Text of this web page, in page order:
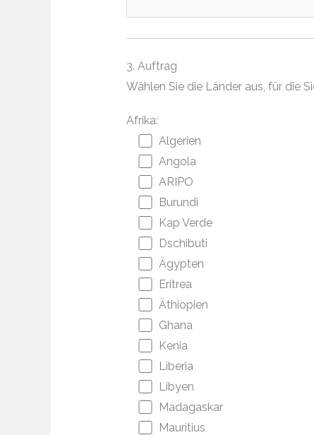
3. Auftrag
Wählen Sie die Länder aus, für die
Afrika:
Algerien
Angola
ARIPO
Burundi
Kap Verde
Dschibuti
Ägypten
Eritrea
Äthiopien
Ghana
Kenia
Liberia
Libyen
Madagaskar
Mauritius